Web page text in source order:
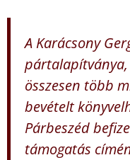
A Karácsony
összesen több
bevételt
Párbeszéd
támogatás